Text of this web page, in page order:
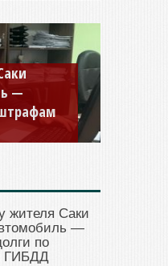
рублей
жителя Саки
—
по
ГИБДД